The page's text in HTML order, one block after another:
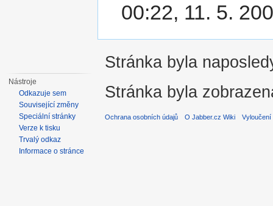
00:22, 11. 5.
Nástroje
Odkazuje sem
Související změny
Speciální stránky
Verze k tisku
Trvalý odkaz
Informace o stránce
Stránka byla
Stránka byla
Ochrana osobních údajů O Jabber.cz Wiki Vyloučení